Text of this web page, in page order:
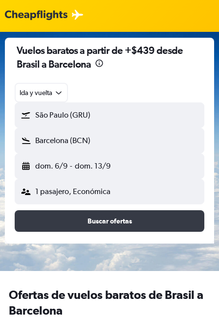
Vuelos baratos a partir de +$439 desde
Brasil a Barcelona
Ida y vuelta
São Paulo (GRU)
Barcelona (BCN)
dom. 6/9 - dom. 13/9
1 pasajero, Económica
Buscar ofertas
Ofertas de vuelos baratos de Brasil a
Barcelona